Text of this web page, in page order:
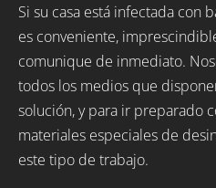
Si su casa está infectada con
es conveniente,
comunique de inmediato.
todos los medios que
solución, y para ir preparado
materiales especiales de
este tipo de trabajo.